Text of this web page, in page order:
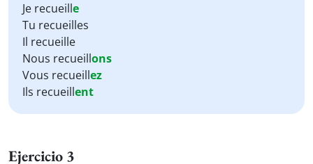
Je recueille
Tu recueilles
Il recueille
Nous recueillons
Vous recueillez
Ils recueillent
Ejercicio 3